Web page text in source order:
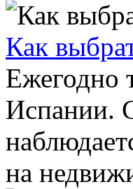
Как
Ежегодно
Испании.
на